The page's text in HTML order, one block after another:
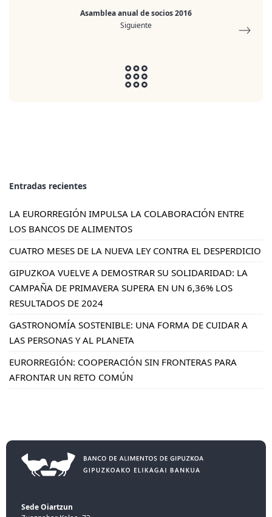
Asamblea anual de socios 2016
Siguiente
Entradas recientes
LA EURORREGIÓN IMPULSA LA COLABORACIÓN ENTRE
LOS BANCOS DE ALIMENTOS
CUATRO MESES DE LA NUEVA LEY CONTRA EL DESPERDICIO
GIPUZKOA VUELVE A DEMOSTRAR SU SOLIDARIDAD: LA
CAMPAÑA DE PRIMAVERA SUPERA EN UN 6,36% LOS
RESULTADOS DE 2024
GASTRONOMÍA SOSTENIBLE: UNA FORMA DE CUIDAR A
LAS PERSONAS Y AL PLANETA
EURORREGIÓN: COOPERACIÓN SIN FRONTERAS PARA
AFRONTAR UN RETO COMÚN
Sede Oiartzun